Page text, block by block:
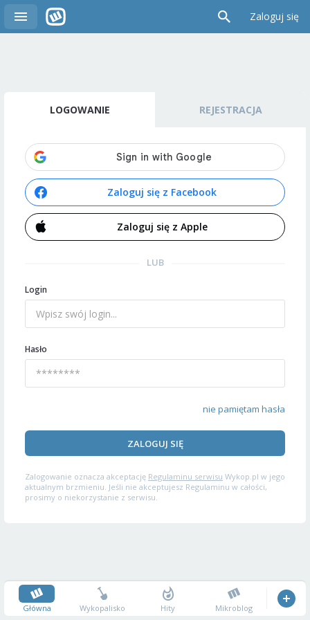
Zaloguj się
LOGOWANIE REJESTRACJA
Zaloguj się z Facebook
Zaloguj się z Apple
LUB
Login
Hasło
nie pamiętam hasła
ZALOGUJ SIĘ
Zalogowanie oznacza akceptację Regulaminu serwisu Wykop.pl w jego
aktualnym brzmieniu. Jeśli nie akceptujesz Regulaminu w całości,
prosimy o niekorzystanie z serwisu.
Główna Wykopalisko Hity Mikroblog